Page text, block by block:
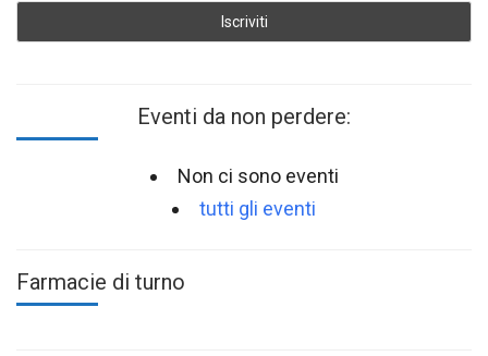
Eventi da non perdere:
Non ci sono eventi
tutti gli eventi
Farmacie di turno